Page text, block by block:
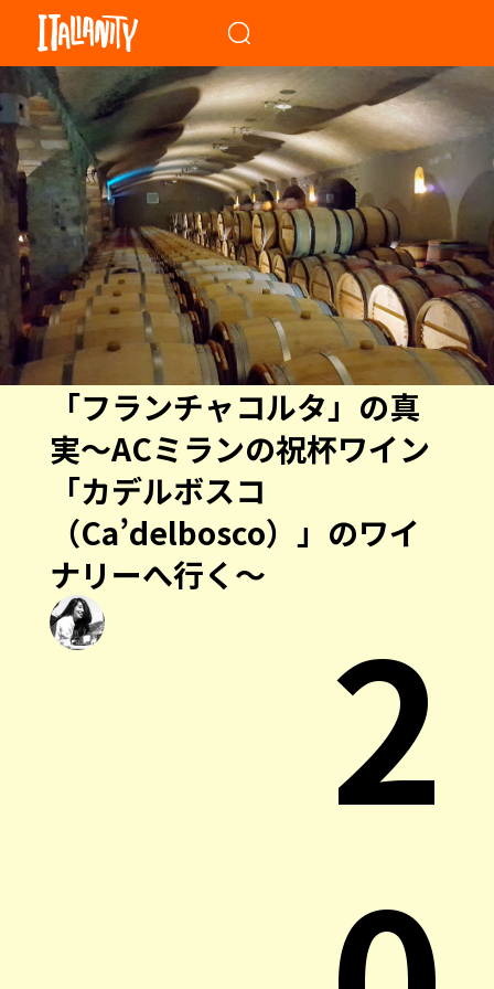
「フランチャコルタ」の真
実～ACミランの祝杯ワイン
「カデルボスコ
（Ca’delbosco）」のワイ
ナリーへ行く～
2